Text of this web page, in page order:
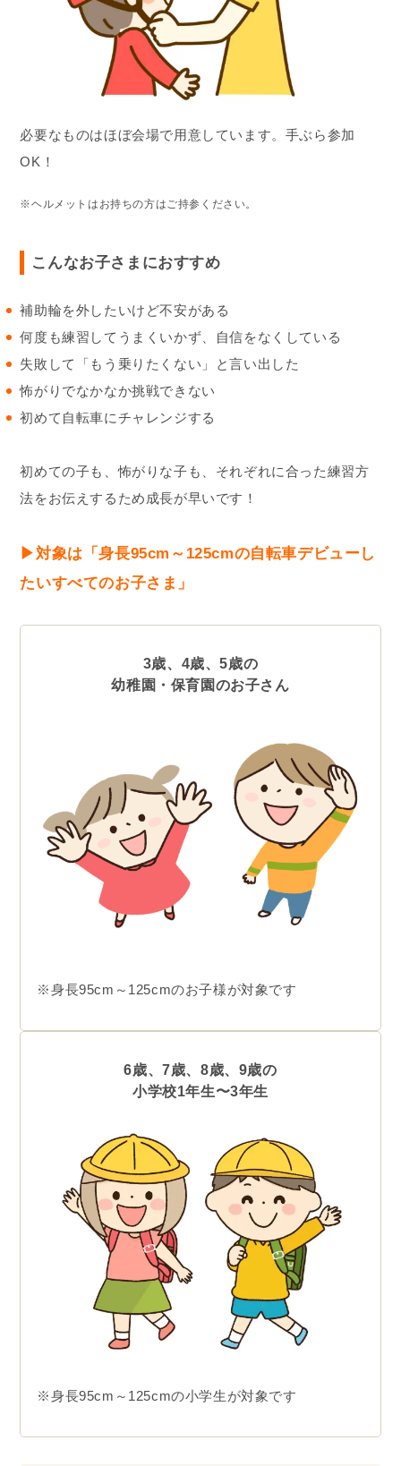
必要なものはほぼ会場で用意しています。手ぶら参加
OK！
※ヘルメットはお持ちの方はご持参ください。
こんなお子さまにおすすめ
補助輪を外したいけど不安がある
何度も練習してうまくいかず、自信をなくしている
失敗して「もう乗りたくない」と言い出した
怖がりでなかなか挑戦できない
初めて自転車にチャレンジする
初めての子も、怖がりな子も、それぞれに合った練習方
法をお伝えするため成長が早いです！
▶︎対象は「身長95cm～125cmの自転車デビューし
たいすべてのお子さま」
3歳、4歳、5歳の
幼稚園・保育園のお子さん
※身長95cm～125cmのお子様が対象です
6歳、7歳、8歳、9歳の
小学校1年生〜3年生
※身長95cm～125cmの小学生が対象です